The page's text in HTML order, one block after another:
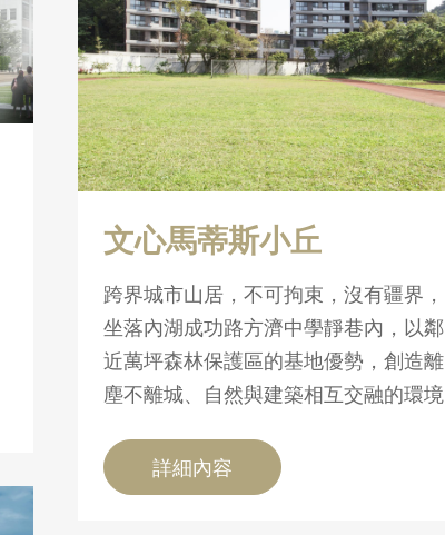
文心馬蒂斯小丘
跨界城市山居，不可拘束，沒有疆界，
坐落內湖成功路方濟中學靜巷內，以鄰
近萬坪森林保護區的基地優勢，創造離
塵不離城、自然與建築相互交融的環境
詳細內容